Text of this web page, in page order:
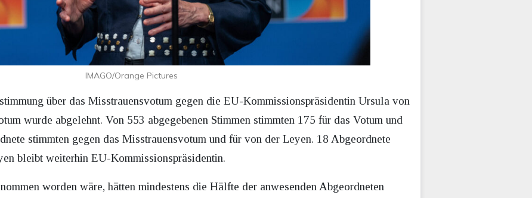
IMAGO/Orange Pictures
über das Misstrauensvotum gegen die EU-Kommissionspräsidentin Ursula von
wurde abgelehnt. Von 553 abgegebenen Stimmen stimmten 175 für das Votum und
stimmten gegen das Misstrauensvotum und für von der Leyen. 18 Abgeordnete
bleibt weiterhin EU-Kommissionspräsidentin.
worden wäre, hätten mindestens die Hälfte der anwesenden Abgeordneten